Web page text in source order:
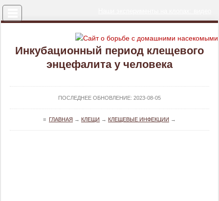
Инкубационный период клещевого
энцефалита у человека
ПОСЛЕДНЕЕ ОБНОВЛЕНИЕ: 2023-08-05
≡ ГЛАВНАЯ → КЛЕЩИ → КЛЕЩЕВЫЕ ИНФЕКЦИИ →